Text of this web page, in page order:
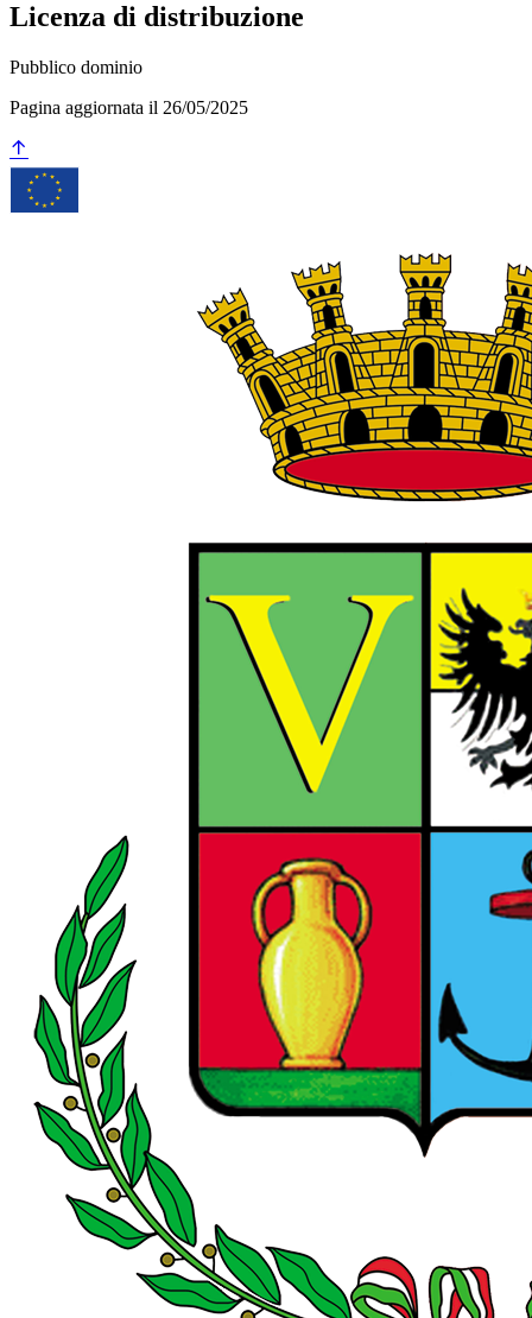
Licenza di distribuzione
Pubblico dominio
Pagina aggiornata il 26/05/2025